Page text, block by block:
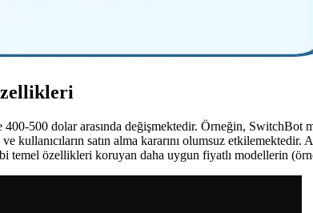
İncelemesi ve Teknik Karşılaştırmaları
ve evcil hayvan tüyü toplama kapasitesiyle dikkat
500 dolar arasında değişmektedir. Örneğin,
kullanıcıların satın alma kararını olumsuz
temel özellikleri koruyan daha uygun fiyatlı modellerin